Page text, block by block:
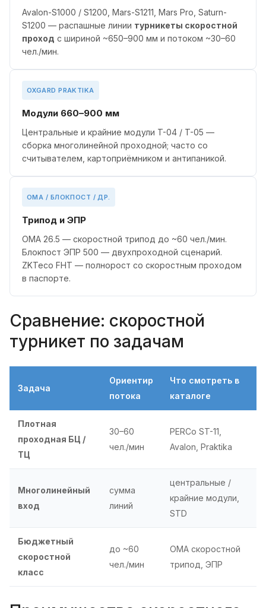
Avalon-S1000 / S1200, Mars-S1211, Mars Pro, Saturn-
S1200 — распашные линии турникеты скоростной
проход с шириной ~650–900 мм и потоком ~30–60
чел./мин.
OXGARD PRAKTIKA
Модули 660–900 мм
Центральные и крайние модули T-04 / T-05 —
сборка многолинейной проходной; часто со
считывателем, картоприёмником и антипаникой.
OMA / БЛОКПОСТ / ДР.
Трипод и ЭПР
OMA 26.5 — скоростной трипод до ~60 чел./мин.
Блокпост ЭПР 500 — двухпроходной сценарий.
ZKTeco FHT — полнорост со скоростным проходом
в паспорте.
Сравнение: скоростной
турникет по задачам
Задача
Ориентир
потока
Что смотреть в
каталоге
Плотная
проходная БЦ /
ТЦ
30–60
чел./мин
PERCo ST-11,
Avalon, Praktika
Многолинейный
вход
сумма
линий
центральные /
крайние модули,
STD
Бюджетный
скоростной
класс
до ~60
чел./мин
OMA скоростной
трипод, ЭПР